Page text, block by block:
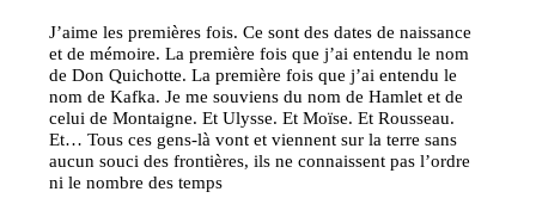
J’aime les premières fois. Ce sont des dates de naissance
et de mémoire. La première fois que j’ai entendu le nom
de Don Quichotte. La première fois que j’ai entendu le
nom de Kafka. Je me souviens du nom de Hamlet et de
celui de Montaigne. Et Ulysse. Et Moïse. Et Rousseau.
Et… Tous ces gens-là vont et viennent sur la terre sans
aucun souci des frontières, ils ne connaissent pas l’ordre
ni le nombre des temps